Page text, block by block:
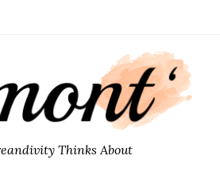
Thinks About